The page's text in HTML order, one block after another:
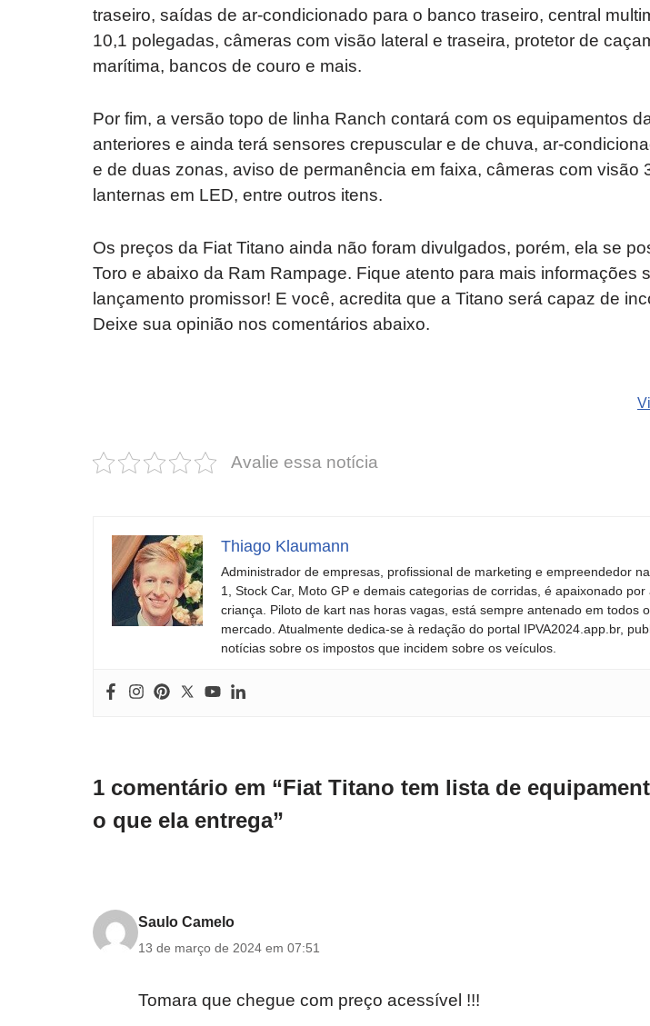
traseiro, saídas de ar-condicionado para o banco traseiro, central
10,1 polegadas, câmeras com visão lateral e traseira, protetor de
marítima, bancos de couro e mais.
Por fim, a versão topo de linha Ranch contará com os equipamentos
anteriores e ainda terá sensores crepuscular e de chuva, ar-
e de duas zonas, aviso de permanência em faixa, câmeras com visão
lanternas em LED, entre outros itens.
Os preços da Fiat Titano ainda não foram divulgados, porém, ela se
Toro e abaixo da Ram Rampage. Fique atento para mais informações
lançamento promissor! E você, acredita que a Titano será capaz de
Deixe sua opinião nos comentários abaixo.
2025!
de emoção
roubados
Avalie essa notícia
Thiago Klaumann
Administrador de empresas, profissional de marketing e empreendedor
1, Stock Car, Moto GP e demais categorias de corridas, é apaixonado
criança. Piloto de kart nas horas vagas, está sempre antenado em todos
mercado. Atualmente dedica-se à redação do portal IPVA2024.app.br,
notícias sobre os impostos que incidem sobre os veículos.
1 comentário em “Fiat Titano tem lista de
o que ela entrega”
Saulo Camelo
13 de março de 2024 em 07:51
Tomara que chegue com preço acessível !!!